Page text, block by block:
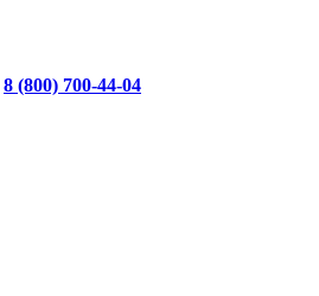
8 (800) 700-44-04